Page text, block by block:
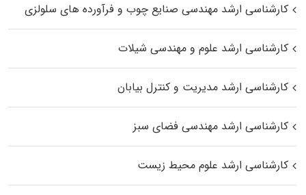
کارشناسی ارشد مهندسی صنایع چوب و فرآورده‌ های سلولزی
کارشناسی ارشد علوم و مهندسی شیلات
کارشناسی ارشد مدیریت و کنترل بیابان
کارشناسی ارشد مهندسی فضای سبز
کارشناسی ارشد علوم محیط‌ زیست